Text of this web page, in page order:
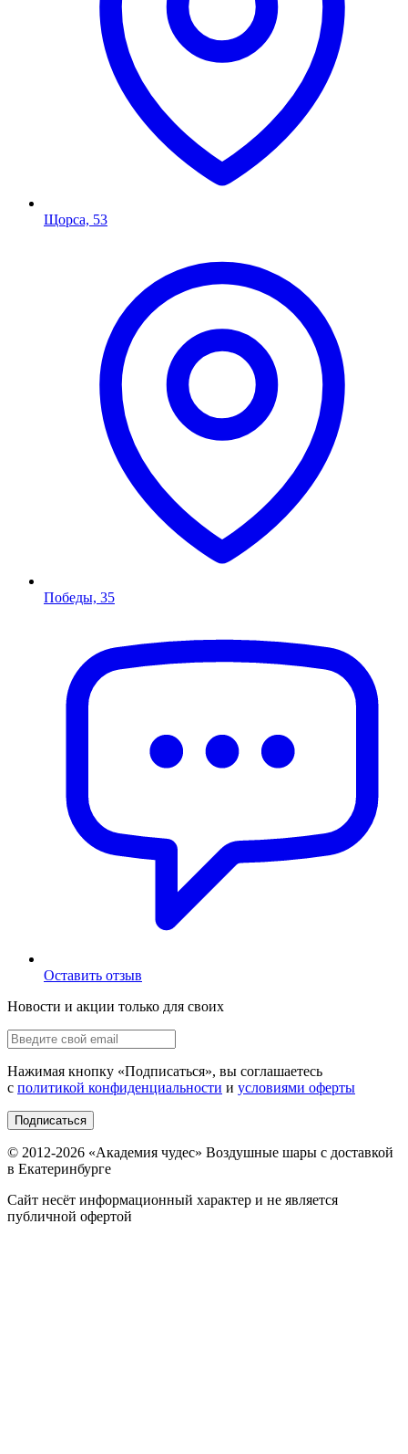
Щорса, 53
Победы, 35
Оставить отзыв
Новости и акции только для своих
Нажимая кнопку «Подписаться», вы соглашаетесь
с политикой конфиденциальности и условиями оферты
Подписаться
© 2012-2026 «Академия чудес» Воздушные шары с доставкой
в Екатеринбурге
Сайт несёт информационный характер и не является
публичной офертой